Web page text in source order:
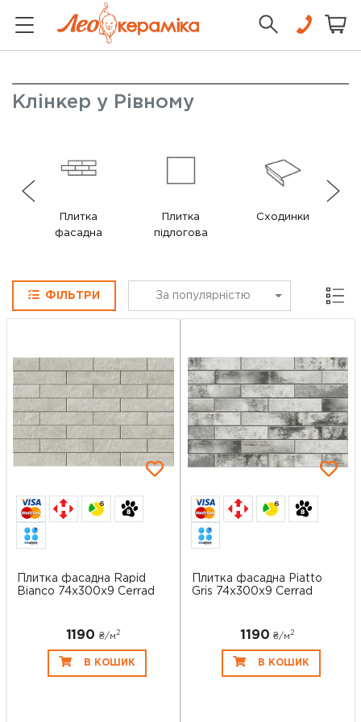
Клінкер у Рівному
Плитка
фасадна
Плитка
підлогова
Сходинки
ФІЛЬТРИ За популярністю Сітка
6
Плитка фасадна Rapid
Bianco 74x300x9 Cerrad
1190 ₴/м 2
В КОШИК
6
Плитка фасадна Piatto
Gris 74x300x9 Cerrad
1190 ₴/м2
В КОШИК